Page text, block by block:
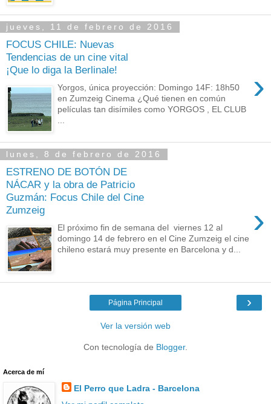
jueves, 11 de febrero de 2016
FOCUS CHILE: Nuevas
Tendencias de un cine vital
¡Que lo diga la Berlinale!
›
Yorgos, única proyección: Domingo 14F: 18h50
en Zumzeig Cinema ¿Qué tienen en común
películas tan disímiles como YORGOS , EL CLUB
lunes, 8 de febrero de 2016
ESTRENO DE BOTÓN DE
NÁCAR y la obra de Patricio
Guzmán: Focus Chile del Cine
Zumzeig
›
El próximo fin de semana del viernes 12 al
domingo 14 de febrero en el Cine Zumzeig el cine
chileno estará muy presente en Barcelona y d...
›
Página Principal
Ver la versión web
Con tecnología de Blogger.
Acerca de mí
El Perro que Ladra - Barcelona